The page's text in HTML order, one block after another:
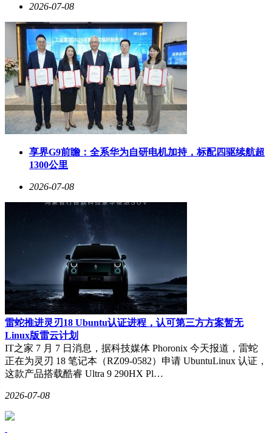
2026-07-08
享界G9前瞻：全系华为自研电机加持，标配四驱续航超
1300公里
2026-07-08
雷蛇推进灵刃18 Ubuntu认证进程，认可第三方方案暂无
Linux版雷云计划
IT之家 7 月 7 日消息，据科技媒体 Phoronix 今天报道，雷蛇
正在为灵刃 18 笔记本（RZ09-0582）申请 UbuntuLinux 认证，
这款产品搭载酷睿 Ultra 9 290HX Pl…
2026-07-08